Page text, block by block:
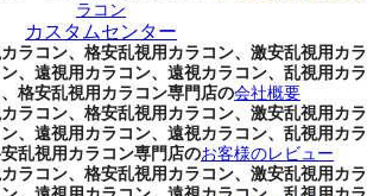
ラコン
カスタムセンター
ラコン、格安乱視用カラコン、激安乱視用カラ
、遠視用カラコン、遠視カラコン、乱視用カラ
格安乱視用カラコン専門店の会社概要
ラコン、格安乱視用カラコン、激安乱視用カラ
、遠視用カラコン、遠視カラコン、乱視用カラ
乱視用カラコン専門店のお客様のレビュー
ラコン、格安乱視用カラコン、激安乱視用カラ